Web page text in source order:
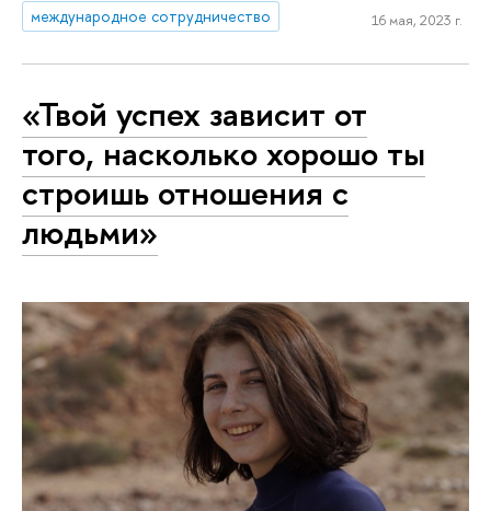
международное сотрудничество
16 мая, 2023 г.
«Твой успех зависит от
того, насколько хорошо ты
строишь отношения с
людьми»